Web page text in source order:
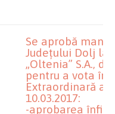
Se aprobă
Judeţului Dolj la
„Oltenia” S.A.,
pentru a vota în
Extraordinară a
10.03.2017:
-aprobarea